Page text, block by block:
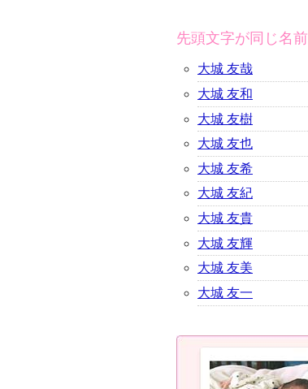
先頭文字が同じ名前
大城 友哉
大城 友和
大城 友樹
大城 友也
大城 友希
大城 友紀
大城 友貴
大城 友輝
大城 友美
大城 友一